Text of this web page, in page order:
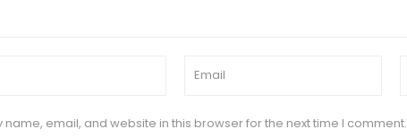
name, email, and website in this browser for the next time I comment.